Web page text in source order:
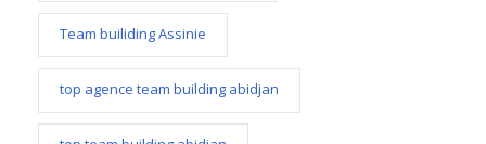
Team builiding Assinie
top agence team building abidjan